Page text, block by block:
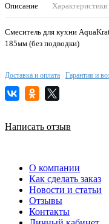
Описание Характеристики
Смеситель для кухни
185мм (без подводки)
Доставка и оплата Гарантия и
Написать отзыв
О компании
Как сделать заказ
Новости и статьи
Отзывы
Контакты